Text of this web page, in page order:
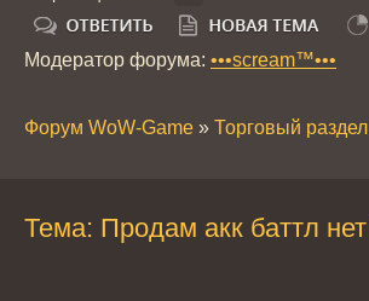
Модератор форума: •••scream™•••
Форум WoW-Game » Торговый раздел
Тема: Продам акк баттл